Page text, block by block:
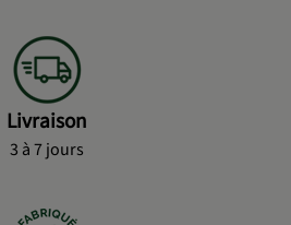
Livraison
3 à 7 jours